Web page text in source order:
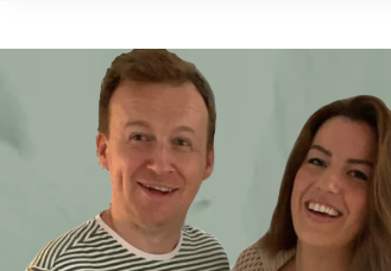
bijvoeren
zo
belangrijk
is
(én
ontdek
ons
vernieuwde
winterassortiment)